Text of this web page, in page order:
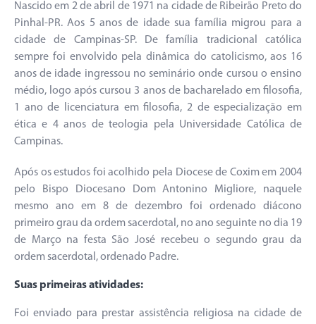
Nascido em 2 de abril de 1971 na cidade de Ribeirão Preto do
Pinhal-PR. Aos 5 anos de idade sua família migrou para a
cidade de Campinas-SP. De família tradicional católica
sempre foi envolvido pela dinâmica do catolicismo, aos 16
anos de idade ingressou no seminário onde cursou o ensino
médio, logo após cursou 3 anos de bacharelado em filosofia,
1 ano de licenciatura em filosofia, 2 de especialização em
ética e 4 anos de teologia pela Universidade Católica de
Campinas.
Após os estudos foi acolhido pela Diocese de Coxim em 2004
pelo Bispo Diocesano Dom Antonino Migliore, naquele
mesmo ano em 8 de dezembro foi ordenado diácono
primeiro grau da ordem sacerdotal, no ano seguinte no dia 19
de Março na festa São José recebeu o segundo grau da
ordem sacerdotal, ordenado Padre.
Suas primeiras atividades:
Foi enviado para prestar assistência religiosa na cidade de